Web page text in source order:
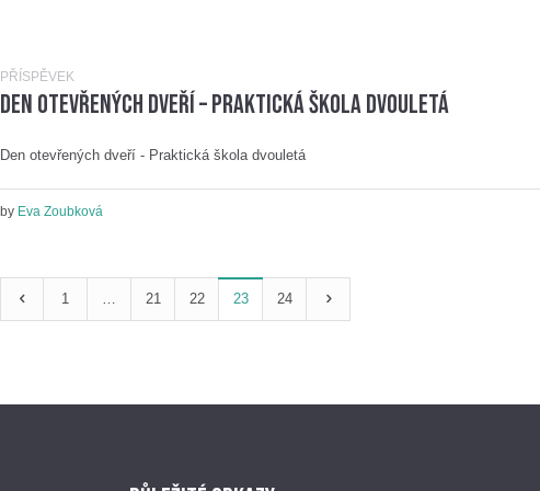
PŘÍSPĚVEK
Den otevřených dveří – Praktická škola dvouletá
Den otevřených dveří - Praktická škola dvouletá
by Eva Zoubková
1 … 21 22 23 24